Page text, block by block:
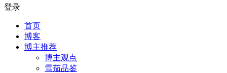
登录
首页
博客
博主推荐
博主观点
雪茄品鉴